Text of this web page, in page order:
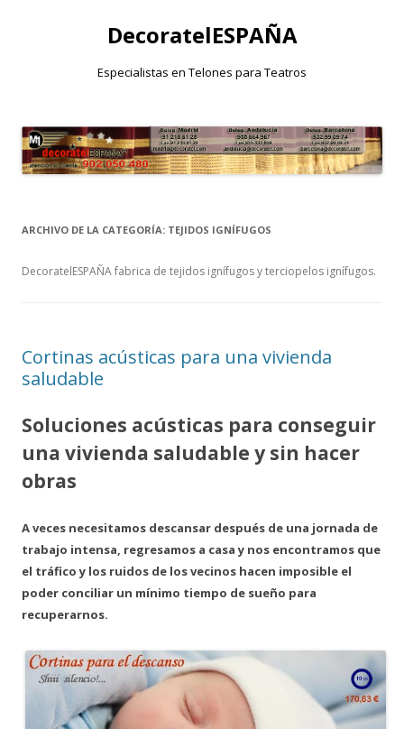
DecoratelESPAÑA
Especialistas en Telones para Teatros
al
contenido
ARCHIVO DE LA CATEGORÍA: TEJIDOS IGNÍFUGOS
DecoratelESPAÑA fabrica de tejidos ignífugos y terciopelos ignífugos.
Cortinas acústicas para una vivienda
saludable
Soluciones acústicas para conseguir
una vivienda saludable y sin hacer
obras
A veces necesitamos descansar después de una jornada de
trabajo intensa, regresamos a casa y nos encontramos que
el tráfico y los ruidos de los vecinos hacen imposible el
poder conciliar un mínimo tiempo de sueño para
recuperarnos.